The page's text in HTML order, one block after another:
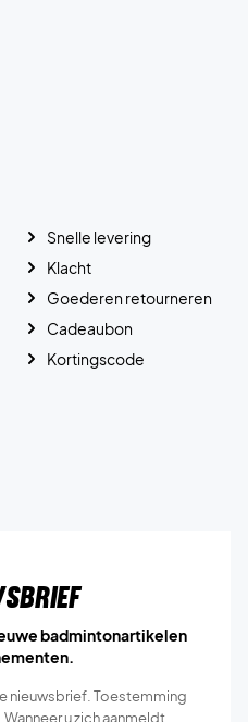
Snelle levering
Klacht
Goederen retourneren
Cadeaubon
Kortingscode
badmintonartikelen
nieuwsbrief. Toestemming
u zich aanmeldt,